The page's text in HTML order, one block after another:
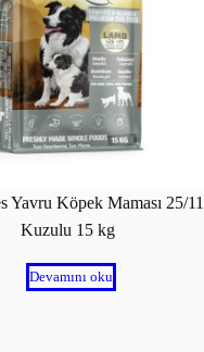
Yavru Köpek Maması 25/11
Kuzulu 15 kg
Devamını oku